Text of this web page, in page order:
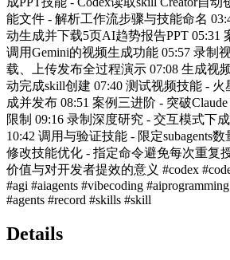
能文件 - 解析工作流步骤与技能命名
动生成并下载5页AI趋势报告PPT 05:31
调用Gemini的视频生成功能 05:57 录制
载、上传发布全过程演示 07:08 生成视
动完成skill创建 07:40 测试视频技能 -
成并发布 08:51 案例三进阶 - 突破
限制 09:16 录制深度研究 - 交互模式下成
10:42 调用与验证技能 - 限定subagents
修改技能优化 - 指定命令避免每次重复
价值与对开发者提效的意义 #codex
#agi #aiagents #vibecoding
#agents #record #skills #skill
Details